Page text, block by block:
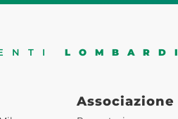
Associazione